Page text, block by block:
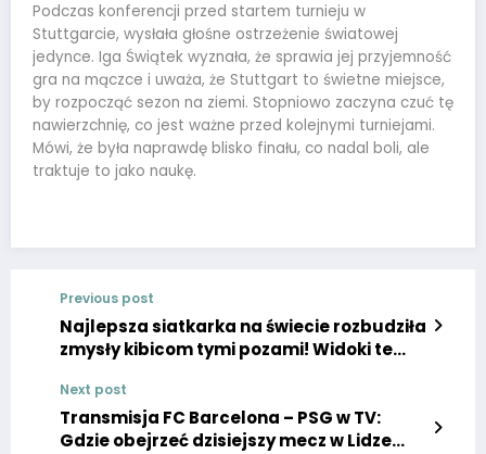
Podczas konferencji przed startem turnieju w
Stuttgarcie, wysłała głośne ostrzeżenie światowej
jedynce. Iga Świątek wyznała, że sprawia jej przyjemność
gra na mączce i uważa, że Stuttgart to świetne miejsce,
by rozpocząć sezon na ziemi. Stopniowo zaczyna czuć tę
nawierzchnię, co jest ważne przed kolejnymi turniejami.
Mówi, że była naprawdę blisko finału, co nadal boli, ale
traktuje to jako naukę.
Previous post
Najlepsza siatkarka na świecie rozbudziła
zmysły kibicom tymi pozami! Widoki te
Next post
Transmisja FC Barcelona – PSG w TV:
Gdzie obejrzeć dzisiejszy mecz w Lidze